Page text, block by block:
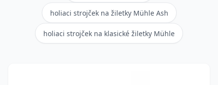
holiaci strojček na žiletky Mühle Ash
holiaci strojček na klasické žiletky Mühle